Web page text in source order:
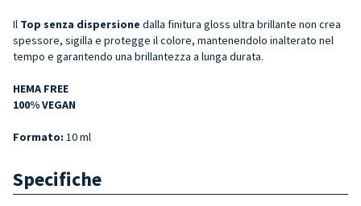
Il Top senza dispersione dalla finitura gloss ultra brillante non crea
spessore, sigilla e protegge il colore, mantenendolo inalterato nel
tempo e garantendo una brillantezza a lunga durata.
HEMA FREE
100% VEGAN
Formato: 10 ml
Specifiche